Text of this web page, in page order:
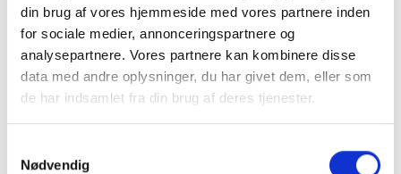
din brug af vores hjemmeside med vores partnere inden
for sociale medier, annonceringspartnere og
analysepartnere. Vores partnere kan kombinere disse
data med andre oplysninger, du har givet dem, eller som
de har indsamlet fra din brug af deres tjenester.
NødvendigKom og besøg